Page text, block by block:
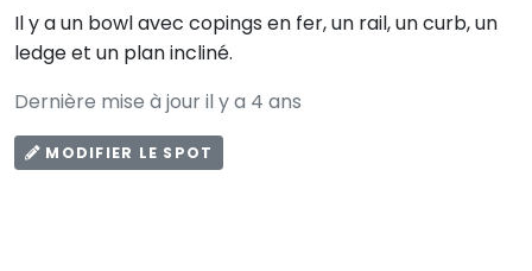
Il y a un bowl avec copings en fer, un rail, un curb, un
ledge et un plan incliné.
Dernière mise à jour il y a 4 ans
MODIFIER LE SPOT